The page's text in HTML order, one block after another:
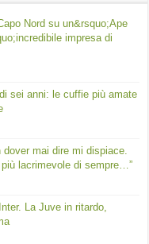
Nord su un&rsquo;Ape
impresa di
sei anni: le cuffie più amate
mai dire mi dispiace.
lacrimevole di sempre…”
La Juve in ritardo,